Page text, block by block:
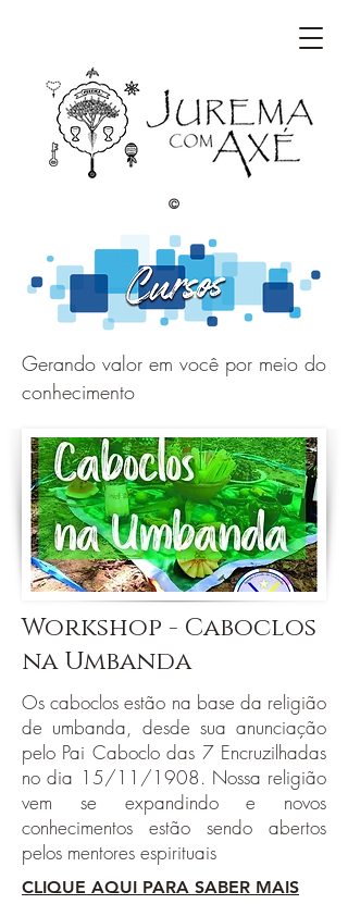
©
Gerando valor em você por meio do
conhecimento
Workshop - Caboclos
na Umbanda
Os caboclos estão na base da religião
de umbanda, desde sua anunciação
pelo Pai Caboclo das 7 Encruzilhadas
no dia 15/11/1908. Nossa religião
vem se expandindo e novos
conhecimentos estão sendo abertos
pelos mentores espirituais
CLIQUE AQUI PARA SABER MAIS